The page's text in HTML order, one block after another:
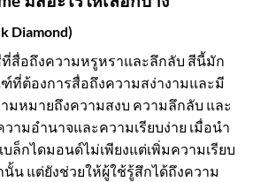
Diamond)
สื่อถึงความหรูหราและลึกลับ สีนี้มัก
ที่ต้องการสื่อถึงความสง่างามและมี
มหมายถึงความสงบ ความลึกลับ และ
ามอำนาจและความเรียบง่าย เมื่อนำ
ล็กไดมอนด์ไม่เพียงแต่เพิ่มความเรียบ
น แต่ยังช่วยให้ผู้ใช้รู้สึกได้ถึงความ